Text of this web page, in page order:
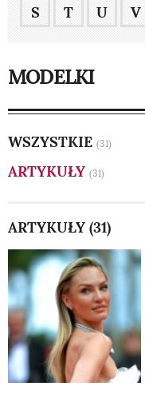
S
T U V
MODELKI
WSZYSTKIE (31)
ARTYKUŁY (31)
ARTYKUŁY (31)